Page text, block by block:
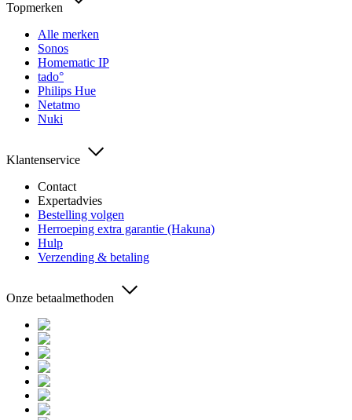
Topmerken
Alle merken
Sonos
Homematic IP
tado°
Philips Hue
Netatmo
Nuki
Klantenservice
Contact
Expertadvies
Bestelling volgen
Herroeping extra garantie (Hakuna)
Hulp
Verzending & betaling
Onze betaalmethoden